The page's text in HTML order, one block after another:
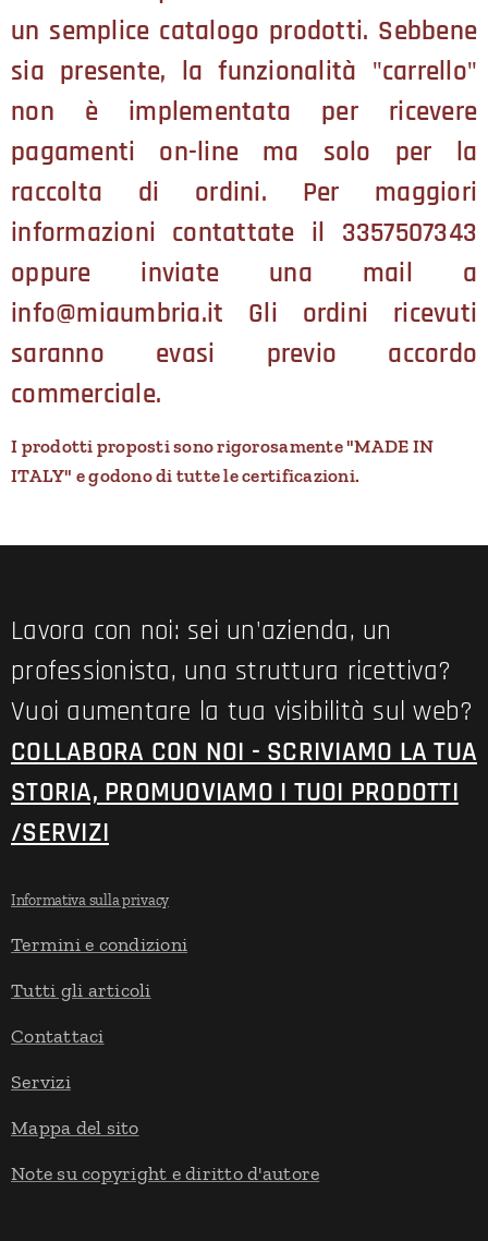
un semplice catalogo prodotti. Sebbene
sia presente, la funzionalità "carrello"
non è implementata per ricevere
pagamenti on-line ma solo per la
raccolta di ordini. Per maggiori
informazioni contattate il 3357507343
oppure inviate una mail a
info@miaumbria.it Gli ordini ricevuti
saranno evasi previo accordo
commerciale.
I prodotti proposti sono rigorosamente "MADE IN
ITALY" e godono di tutte le certificazioni.
Lavora con noi: sei un'azienda, un
professionista, una struttura ricettiva?
Vuoi aumentare la tua visibilità sul web?
COLLABORA CON NOI - SCRIVIAMO LA TUA
STORIA, PROMUOVIAMO I TUOI PRODOTTI
/SERVIZI
Informativa sulla privacy
Termini e condizioni
Tutti gli articoli
Contattaci
Servizi
Mappa del sito
Note su copyright e diritto d'autore